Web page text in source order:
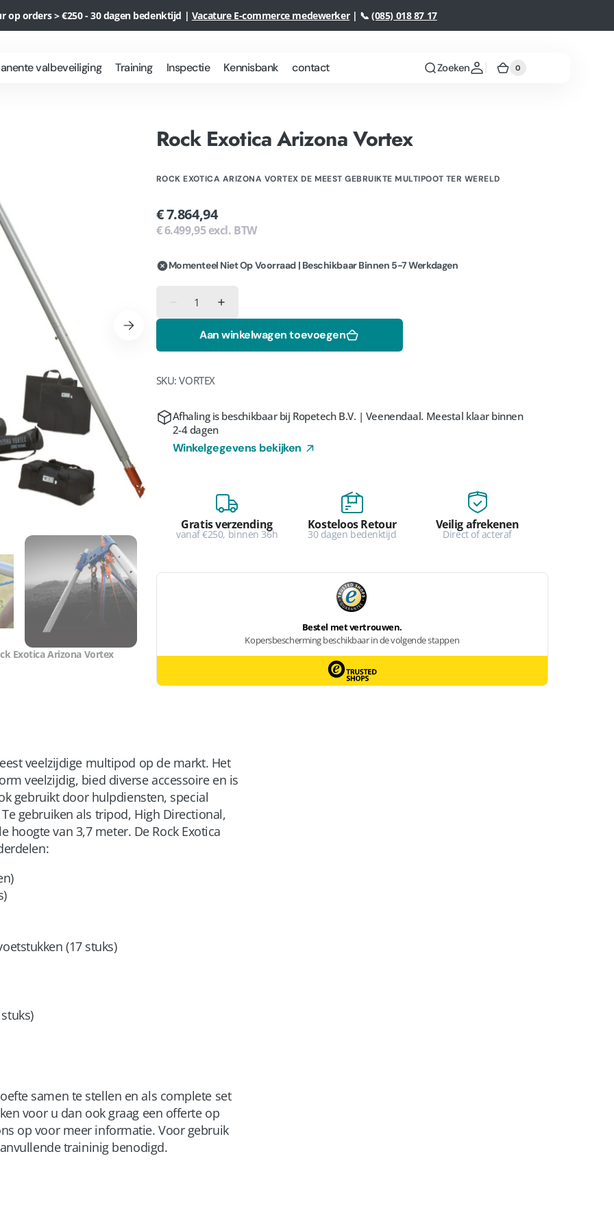
op orders > €250 - 30 dagen bedenktijd | Vacature E-commerce medewerker| 📞(085) 018 87 17
Rope access
valbeveiliging
langs de
Leeflijn
pendule
ankers
pendule
leeflijn
Meer informatie
Training Inspectie Kennisbank contact Zoeken Winkelwagen
0
0
2
van
media
Exotica Arizona Vortex
Rock Exotica Arizona Vortex
ROCK EXOTICA ARIZONA VORTEX DE MEEST GEBRUIKTE MULTIPOOT TER WERELD
Normale
prijs
€ 7.864,94
€ 6.499,95 excl. BTW
Momenteel Niet Op Voorraad | Beschikbaar Binnen 5-7 Werkdagen
Aantal
verlagen
Aantal
verhogen
Rock
Aan winkelwagen toevoegen
SKU:VORTEX
Afhaling is beschikbaar bij Ropetech B.V. | Veenendaal. Meestal klaar binnen
2-4 dagen
Winkelgegevens bekijken
Gratis verzending
vanaf €250, binnen 36h
Kosteloos Retour
30 dagen bedenktijd
Veilig afrekenen
Direct of acteraf
veelzijdige multipod op de markt. Het
veelzijdig, bied diverse accessoire en is
gebruikt door hulpdiensten, special
gebruiken als tripod, High Directional,
van 3,7 meter. De Rock Exotica
(17 stuks)
samen te stellen en als complete set
voor u dan ook graag een offerte op
op voor meer informatie. Voor gebruik
traininig benodigd.